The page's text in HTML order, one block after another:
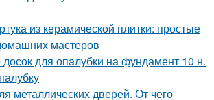
из керамической плитки: простые
мастеров
для опалубки на фундамент 10 н.
металлических дверей. От чего